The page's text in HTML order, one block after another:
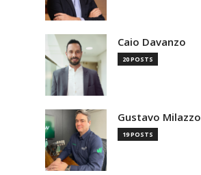
Caio Davanzo
20 POSTS
Gustavo Milazzo
19 POSTS